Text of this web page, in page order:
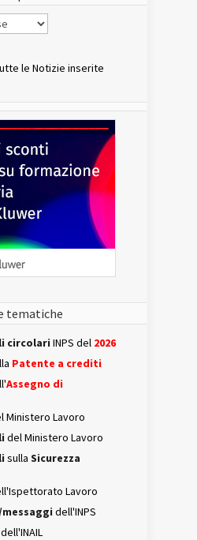
le Notizie inserite
tematiche
circolari INPS del 2026
Patente a crediti
Assegno di
Ministero Lavoro
del Ministero Lavoro
sulla Sicurezza
Lavoro
dell'INPS
dell'INAIL